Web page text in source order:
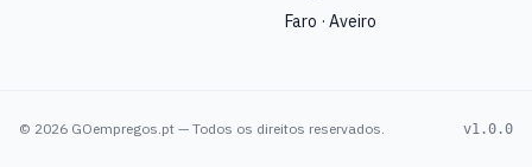
Faro · Aveiro
© 2026 GOempregos.pt — Todos os direitos reservados. v1.0.0